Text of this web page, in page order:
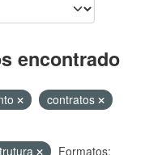
encontrado
contratos
Formatos: